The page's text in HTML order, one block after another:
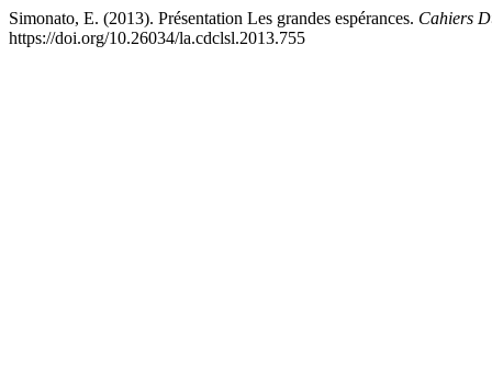
Simonato, E. (2013). Présentation Les grandes espérances. Cahiers
https://doi.org/10.26034/la.cdclsl.2013.755